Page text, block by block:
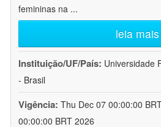
femininas na ...
leia mais
Instituição/UF/País: Universidade
- Brasil
Vigência: Thu Dec 07 00:00:00
00:00:00 BRT 2026